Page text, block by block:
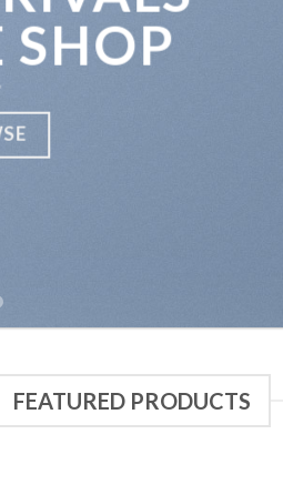
SHOP
FEATURED PRODUCTS